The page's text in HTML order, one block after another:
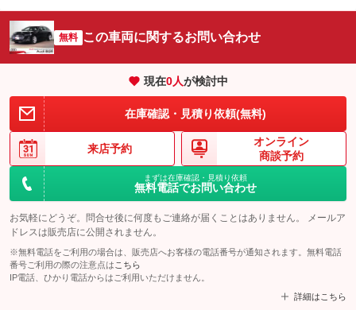
無料 この車両に関するお問い合わせ
現在0人が検討中
在庫確認・見積り依頼(無料)
来店予約
オンライン
商談予約
まずは在庫確認・見積り依頼
無料電話でお問い合わせ
お気軽にどうぞ。問合せ後に何度もご連絡が届くことはありません。 メールア
ドレスは販売店に公開されません。
※無料電話をご利用の場合は、販売店へお客様の電話番号が通知されます。無料電話
番号ご利用の際の注意点は こちら
IP電話、ひかり電話からはご利用いただけません。
詳細はこちら